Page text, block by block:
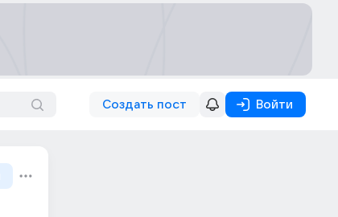
Создать пост Войти